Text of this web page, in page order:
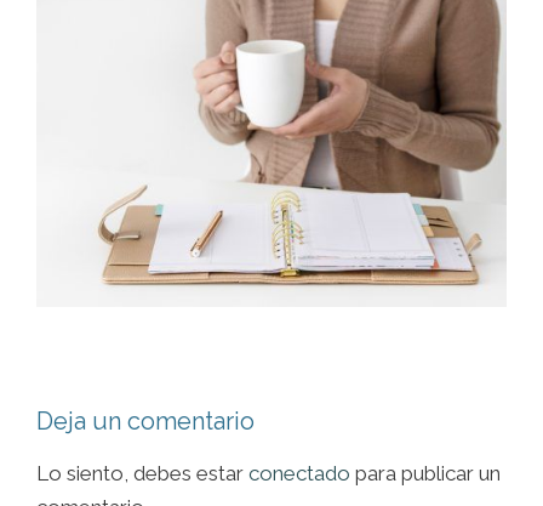
Deja un comentario
Lo siento, debes estar conectado para publicar un